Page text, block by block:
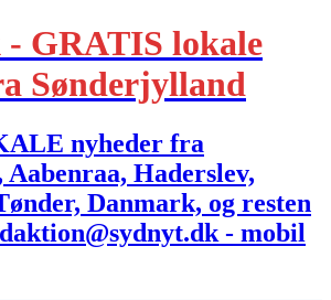
GRATIS lokale
Sønderjylland
nyheder fra
Haderslev,
Danmark, og resten
- mobil